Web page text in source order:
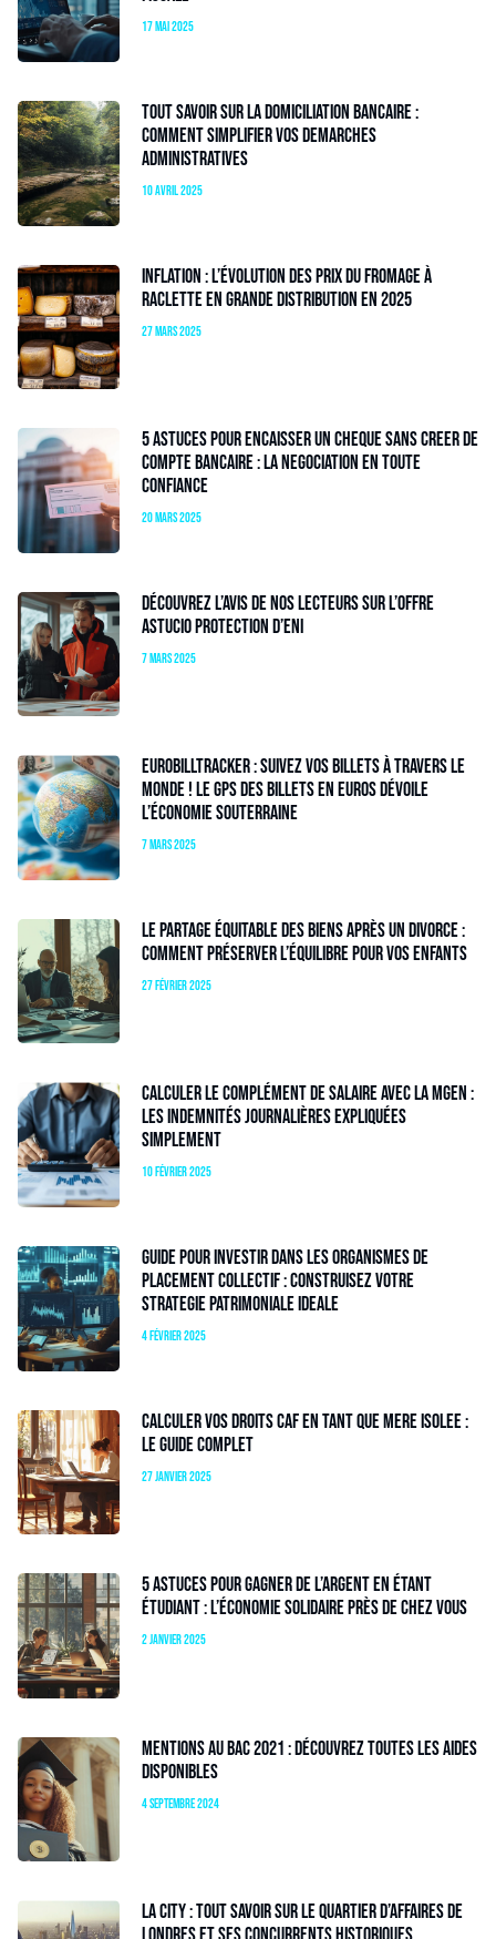
17 mai 2025
Tout savoir sur la domiciliation bancaire :
comment simplifier vos demarches
administratives
10 avril 2025
Inflation : l’évolution des prix du fromage à
raclette en grande distribution en 2025
27 mars 2025
5 astuces pour encaisser un cheque sans creer de
compte bancaire : la negociation en toute
confiance
20 mars 2025
Découvrez l’avis de nos lecteurs sur l’offre
Astucio Protection d’Eni
7 mars 2025
EuroBillTracker : Suivez vos billets à travers le
monde ! Le GPS des billets en euros dévoile
l’économie souterraine
7 mars 2025
Le partage équitable des biens après un divorce :
comment préserver l’équilibre pour vos enfants
27 février 2025
Calculer le complément de salaire avec la MGEN :
les indemnités journalières expliquées
simplement
10 février 2025
Guide pour investir dans les Organismes de
Placement Collectif : construisez votre
strategie patrimoniale ideale
4 février 2025
Calculer vos droits CAF en tant que mere isolee :
le guide complet
27 janvier 2025
5 astuces pour gagner de l’argent en étant
étudiant : l’économie solidaire près de chez vous
2 janvier 2025
Mentions au bac 2021 : découvrez toutes les aides
disponibles
4 septembre 2024
La City : tout savoir sur le quartier d’affaires de